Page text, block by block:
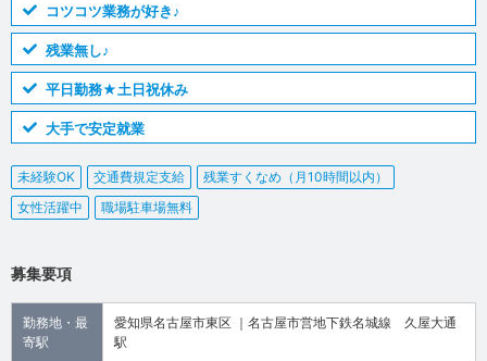
コツコツ業務が好き♪
残業無し♪
平日勤務★土日祝休み
大手で安定就業
未経験OK 交通費規定支給
残業すくなめ（月10時間以内）
女性活躍中
職場駐車場無料
募集要項
勤務地・最
寄駅
愛知県名古屋市東区 ｜名古屋市営地下鉄名城線 久屋大通
駅